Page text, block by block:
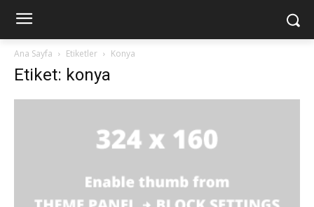
Ana Sayfa Etiketler Konya
Etiket: konya